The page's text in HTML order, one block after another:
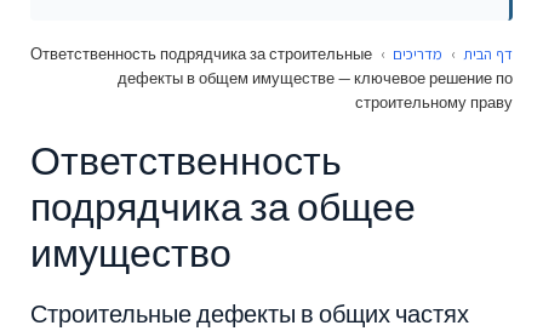
דף הבית › מדריכים ›
Ответственность подрядчика за строительные
дефекты в общем имуществе — ключевое решение по
строительному праву
Ответственность
подрядчика за общее
имущество
Строительные дефекты в общих частях